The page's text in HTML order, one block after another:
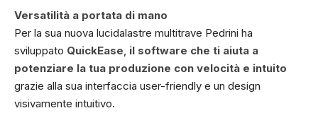
Versatilità a portata di mano
Per la sua nuova lucidalastre multitrave Pedrini ha
sviluppato QuickEase il software che ti aiuta a
potenziare la tua produzione con velocità e intuito
grazie alla sua interfaccia user-friendly e un design
visivamente intuitivo.